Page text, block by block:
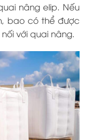
nâng elip. Nếu
bao có thể được
với quai nâng.